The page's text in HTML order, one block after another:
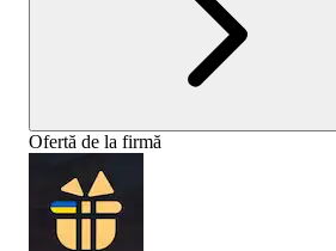
Ofertă de la firmă